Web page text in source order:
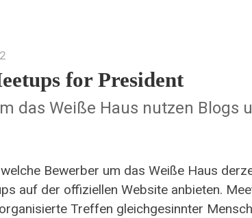
for President
das Weiße Haus nutzen Blogs
Bewerber um das Weiße Haus
auf der offiziellen Website anbieten.
Treffen gleichgesinnter